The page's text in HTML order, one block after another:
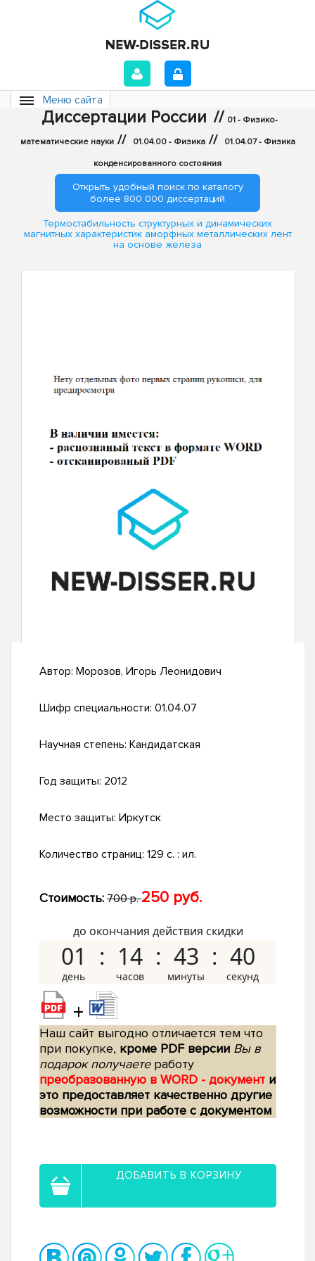
Меню сайта
Диссертации России // 01 - Физико-
математические науки // 01.04.00 - Физика // 01.04.07 - Физика
конденсированного состояния
Открыть удобный поиск по каталогу
более 800 000 диссертаций
Термостабильность структурных и динамических
магнитных характеристик аморфных металлических лент
на основе железа
Автор: Морозов, Игорь Леонидович
Шифр специальности: 01.04.07
Научная степень: Кандидатская
Год защиты: 2012
Место защиты: Иркутск
Количество страниц: 129 с. : ил.
Стоимость: 700 р.250 руб.
до окончания действия скидки
01 14 43 39
+
Наш сайт выгодно отличается тем что
при покупке, кроме PDF версии Вы в
подарок получаетеработу
преобразованную в WORD - документ и
это предоставляет качественно другие
возможности при работе с документом
ДОБАВИТЬ В КОРЗИНУ